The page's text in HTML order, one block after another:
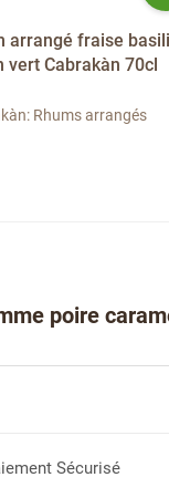
arrangé fraise
vert Cabrakàn 70cl
Rhums arrangés
poire
Sécurisé